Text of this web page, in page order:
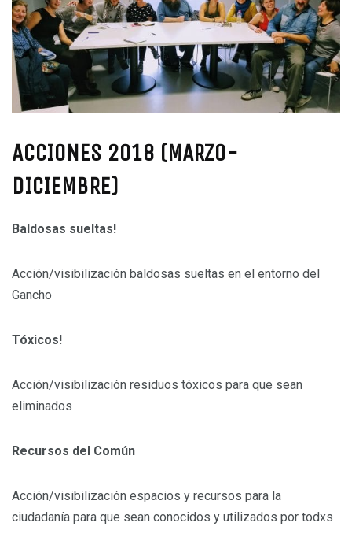
ACCIONES 2018 (MARZO-
DICIEMBRE)
Baldosas sueltas!
Acción/visibilización baldosas sueltas en el entorno del
Gancho
Tóxicos!
Acción/visibilización residuos tóxicos para que sean
eliminados
Recursos del Común
Acción/visibilización espacios y recursos para la
ciudadanía para que sean conocidos y utilizados por todxs